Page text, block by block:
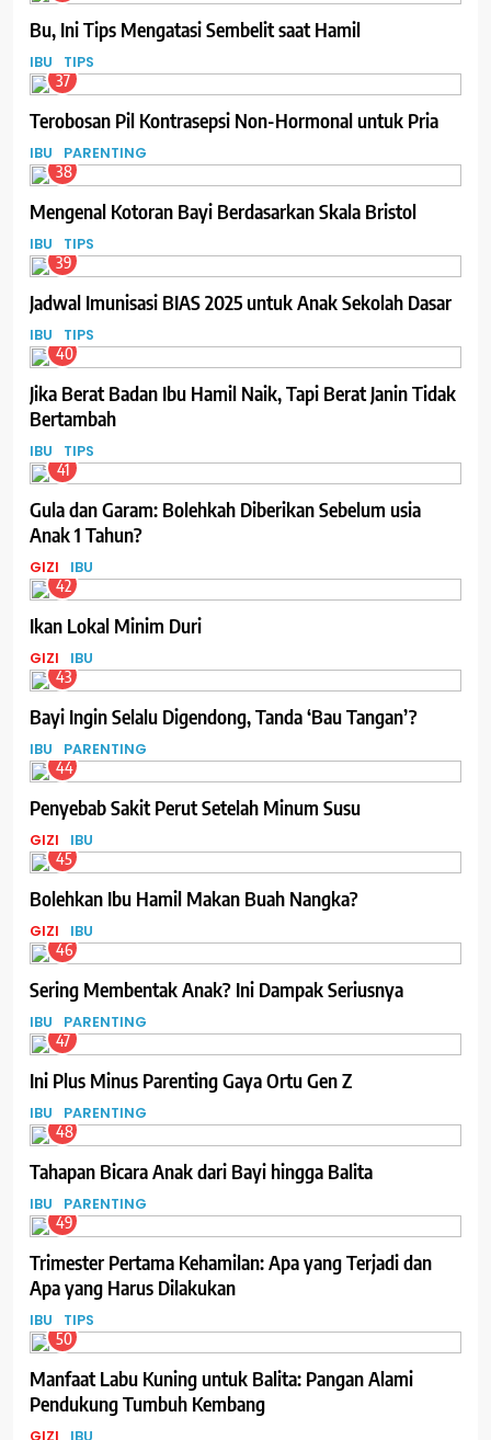
Bu, Ini Tips Mengatasi Sembelit saat Hamil
IBU TIPS
37
Terobosan Pil Kontrasepsi Non-Hormonal untuk Pria
IBU PARENTING
38
Mengenal Kotoran Bayi Berdasarkan Skala Bristol
IBU TIPS
39
Jadwal Imunisasi BIAS 2025 untuk Anak Sekolah Dasar
IBU TIPS
40
Jika Berat Badan Ibu Hamil Naik, Tapi Berat Janin Tidak
Bertambah
IBU TIPS
41
Gula dan Garam: Bolehkah Diberikan Sebelum usia
Anak 1 Tahun?
GIZI IBU
42
Ikan Lokal Minim Duri
GIZI IBU
43
Bayi Ingin Selalu Digendong, Tanda ‘Bau Tangan’?
IBU PARENTING
44
Penyebab Sakit Perut Setelah Minum Susu
GIZI IBU
45
Bolehkan Ibu Hamil Makan Buah Nangka?
GIZI IBU
46
Sering Membentak Anak? Ini Dampak Seriusnya
IBU PARENTING
47
Ini Plus Minus Parenting Gaya Ortu Gen Z
IBU PARENTING
48
Tahapan Bicara Anak dari Bayi hingga Balita
IBU PARENTING
49
Trimester Pertama Kehamilan: Apa yang Terjadi dan
Apa yang Harus Dilakukan
IBU TIPS
50
Manfaat Labu Kuning untuk Balita: Pangan Alami
Pendukung Tumbuh Kembang
GIZI IBU